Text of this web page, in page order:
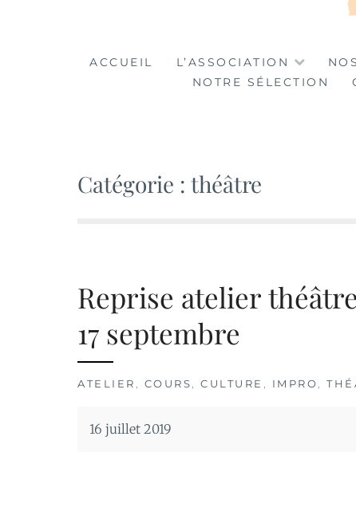
LA TABLE DES
ACCUEIL L’ASSOCIATION
NOTRE SÉLECTION
Catégorie : théâtre
Reprise atelier
17 septembre
ATELIER , COURS, CULTURE , IMPRO,
16 juillet 2019